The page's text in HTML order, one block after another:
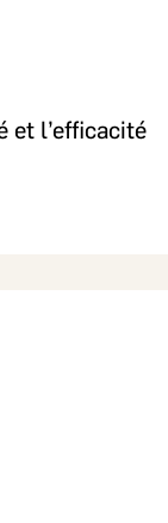
et l’efficacité